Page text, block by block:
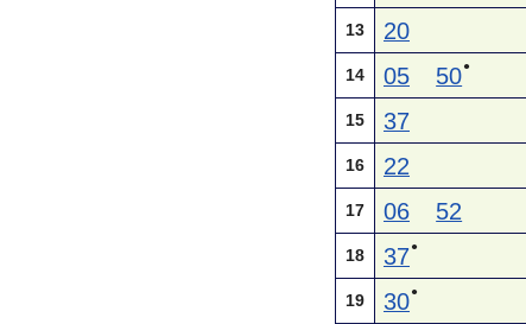
13 20
14 05 50●
15 37
16 22
17 06 52
18 37●
19 30●